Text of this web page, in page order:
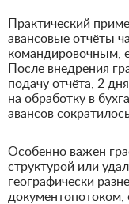
Практический
авансовые отчёты
командировочным,
После внедрения
подачу отчёта, 2
на обработку в
авансов
Особенно важен
структурой или
географически
документопотоком,